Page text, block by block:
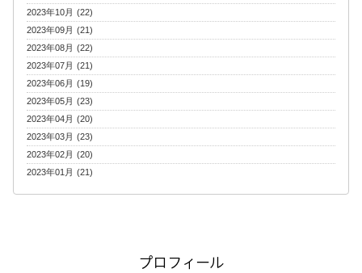
2023年10月 (22)
2023年09月 (21)
2023年08月 (22)
2023年07月 (21)
2023年06月 (19)
2023年05月 (23)
2023年04月 (20)
2023年03月 (23)
2023年02月 (20)
2023年01月 (21)
プロフィール